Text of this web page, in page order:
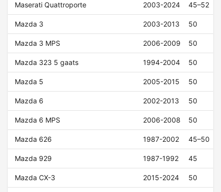
Maserati Quattroporte 2003-2024 45–52
Mazda 3 2003-2013 50
Mazda 3 MPS 2006-2009 50
Mazda 323 5 gaats 1994-2004 50
Mazda 5 2005-2015 50
Mazda 6 2002-2013 50
Mazda 6 MPS 2006-2008 50
Mazda 626 1987-2002 45–50
Mazda 929 1987-1992 45
Mazda CX-3 2015-2024 50